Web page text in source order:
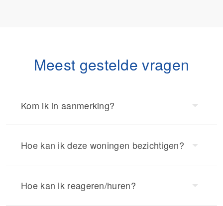
Meest gestelde vragen
Kom ik in aanmerking?
Hoe kan ik deze woningen bezichtigen?
Hoe kan ik reageren/huren?